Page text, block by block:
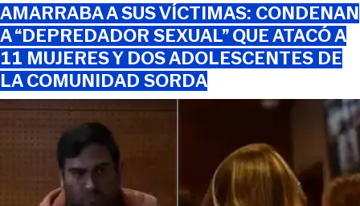
AMARRABA A SUS VÍCTIMAS: CONDENAN
A “DEPREDADOR SEXUAL” QUE ATACÓ A
11 MUJERES Y DOS ADOLESCENTES DE
LA COMUNIDAD SORDA